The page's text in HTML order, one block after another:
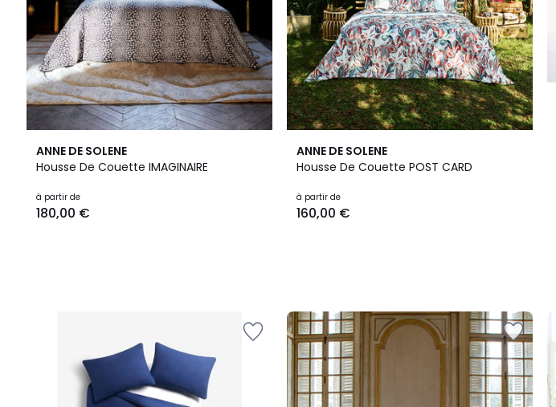
ANNE DE SOLENE
Housse De Couette IMAGINAIRE
à partir de
180,00 €
ANNE DE SOLENE
Housse De Couette POST CARD
à partir de
160,00 €